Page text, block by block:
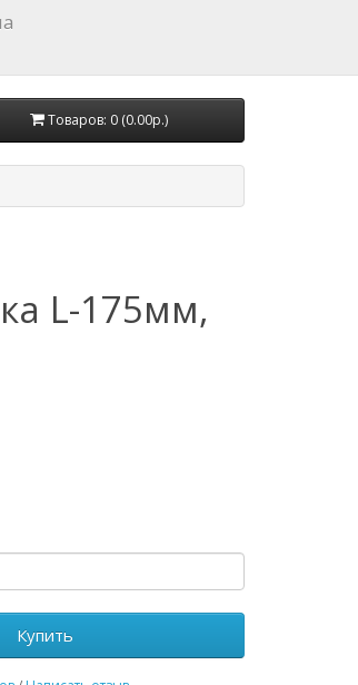
Товаров: 0 (0.00р.)
L-175мм,
Купить